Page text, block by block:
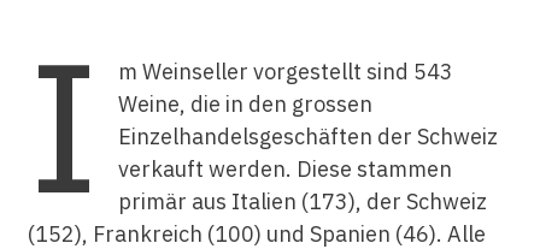
I
m Weinseller vorgestellt sind 543
Weine, die in den grossen
Einzelhandelsgeschäften der Schweiz
verkauft werden. Diese stammen
primär aus Italien (173), der Schweiz
(152), Frankreich (100) und Spanien (46). Alle